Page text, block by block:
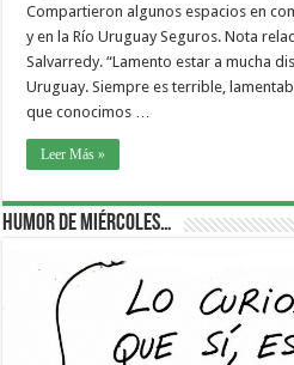
Compartieron algunos espacios en
y en la Río Uruguay Seguros. Nota
Salvarredy. “Lamento estar a mucha
Uruguay. Siempre es terrible,
que conocimos …
Leer Más »
Humor de Miércoles…